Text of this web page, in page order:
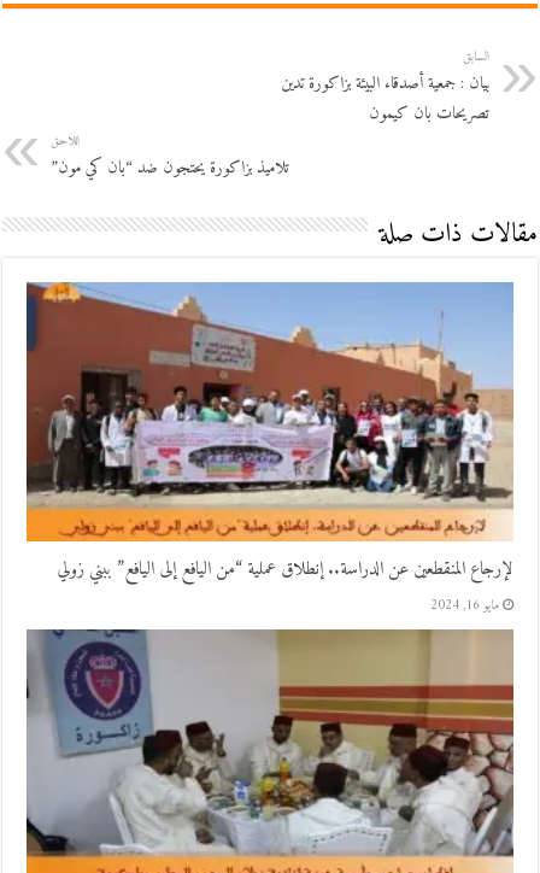
السابق
بيان : جمعية أصدقاء البيئة بزاكورة تدين
تصريحات بان كيمون
اللاحق
تلاميذ بزاكورة يحتجون ضد “بان كي مون”
مقالات ذات صلة
لإرجاع المنقطعين عن الدراسة.. إنطلاق عملية “من اليافع إلى اليافع” ببني زولي
مايو 16, 2024